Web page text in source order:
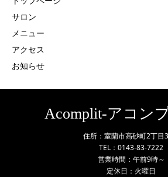
サロン
メニュー
アクセス
お知らせ
Acomplit-アコン
住所：室蘭市高砂町2丁目
TEL：0143-83-7222
営業時間：午前9時～
定休日：火曜日